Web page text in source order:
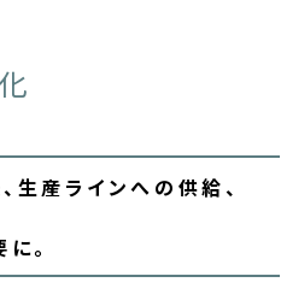
生産ラインへの供給、
。